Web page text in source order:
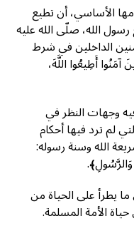
الأساسي، أن تطيع
الله، صلّى الله عليه
الداخلين في شرط
أَطِيعُوا اللَّهَ،
وجهات النظر في
لم ترد فيها أحكام
الله وسنة رسوله:
يطرأ على الحياة من
الأمة المسلمة.